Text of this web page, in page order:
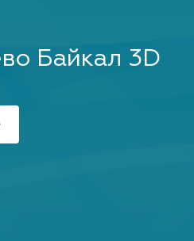
Байкал 3D